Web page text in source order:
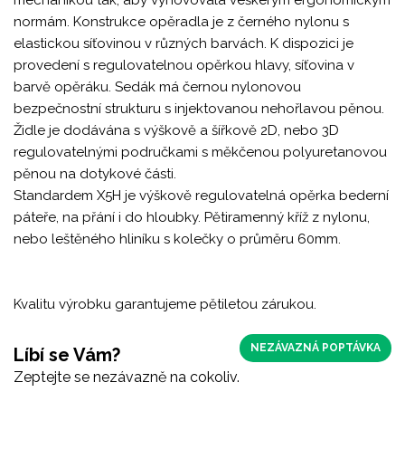
normám. Konstrukce opěradla je z černého nylonu s
elastickou síťovinou v různých barvách. K dispozici je
provedení s regulovatelnou opěrkou hlavy, síťovina v
barvě opěráku. Sedák má černou nylonovou
bezpečnostní strukturu s injektovanou nehořlavou pěnou.
Židle je dodávána s výškově a šířkově 2D, nebo 3D
regulovatelnými područkami s měkčenou polyuretanovou
pěnou na dotykové části.
Standardem X5H je výškově regulovatelná opěrka bederní
páteře, na přání i do hloubky. Pětiramenný kříž z nylonu,
nebo leštěného hliníku s kolečky o průměru 60mm.
Kvalitu výrobku garantujeme pětiletou zárukou.
Líbí se Vám?
Zeptejte se nezávazně na cokoliv.
NEZÁVAZNÁ POPTÁVKA